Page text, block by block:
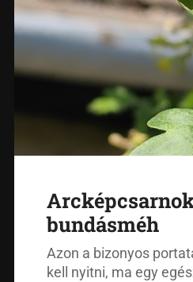
bundásméh
Azon a bizonyos
kell nyitni, ma egy